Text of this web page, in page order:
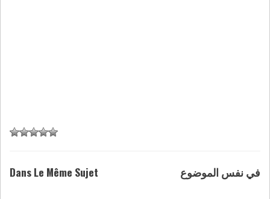
Dans Le Même Sujet في نفس الموضوع